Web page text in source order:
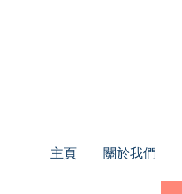
主頁 關於我們